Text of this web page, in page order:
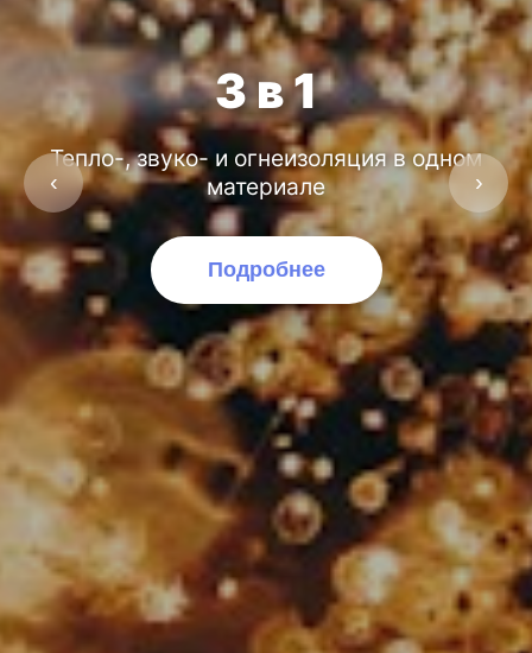
3 в 1
Тепло-, звуко- и огнеизоляция в одном
материале
Подробнее
‹ ›